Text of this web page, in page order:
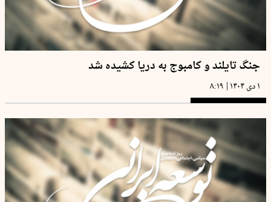
جنگ تایلند و کامبوج به دریا کشیده شد
۱ دی ۱۴۰۴ | ۸:۱۹